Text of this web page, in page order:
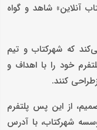
آنلاین» شاهد و گواه
که شهرکتاب و تیم
خود را با اهداف و
کنند.
از این پس پلتفرم
شهرکتاب، با آدرس